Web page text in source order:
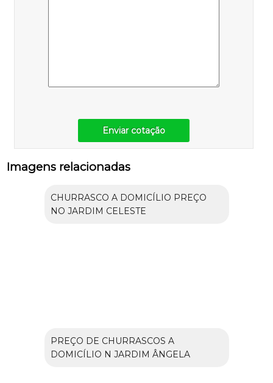
Enviar cotação
Imagens relacionadas
CHURRASCO A DOMICÍLIO PREÇO
NO JARDIM CELESTE
PREÇO DE CHURRASCOS A
DOMICÍLIO N JARDIM ÂNGELA